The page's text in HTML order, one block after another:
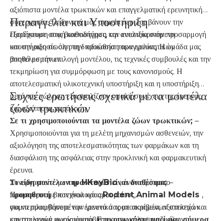
αξιόπιστα μοντέλα τρωκτικών και επαγγελματική ερευνητική
συνεργασία. Τα δυνατά μας σημεία περιλαμβάνουν την
εξειδίκευση στις βιοεπιστήμες, την ευελιξία στην προσαρμογή
και την αφοσίωση στην προώθηση των ερευνητικών
αποτελεσμάτων.
Παραγγελία και Υποστήριξη
Παρέχουμε σαφή καθοδήγηση και ανταποκρινόμενη
υποστήριξη σε όλη τη διαδικασία παραγγελίας. Η ομάδα μας
βοηθά με την επιλογή μοντέλου, τις τεχνικές συμβουλές και την
τεκμηρίωση για συμμόρφωση με τους κανονισμούς. Η
αποτελεσματική υλικοτεχνική υποστήριξη και η υποστήριξη
μετά την πώληση εξασφαλίζουν ομαλή συνέχεια της έρευνας
και αξιόπιστη παράδοση.
Συχνές ερωτήσεις σχετικά με τα μοντέλα
ζώων τρωκτικών
Σε τι χρησιμοποιούνται τα μοντέλα ζώων τρωκτικών; –
Χρησιμοποιούνται για τη μελέτη μηχανισμών ασθενειών, την
αξιολόγηση της αποτελεσματικότητας των φαρμάκων και τη
διασφάλιση της ασφάλειας στην προκλινική και φαρμακευτική
έρευνα.
Τι είδη μοντέλων τρωκτικών είναι διαθέσιμα;–
Προσφέρουμε ποντίκια και αρουραίους,
συμπεριλαμβανομένων γενετικά τροποποιημένων στελεχών
Συνεργαστείτε μετην HKeyBio, έναν αξιόπιστο
προμηθευτήβιοτεχνολογίαςRodent Animal Models ,
για να προωθήσετε την έρευνά σας με ακρίβεια, αξιοπιστία και